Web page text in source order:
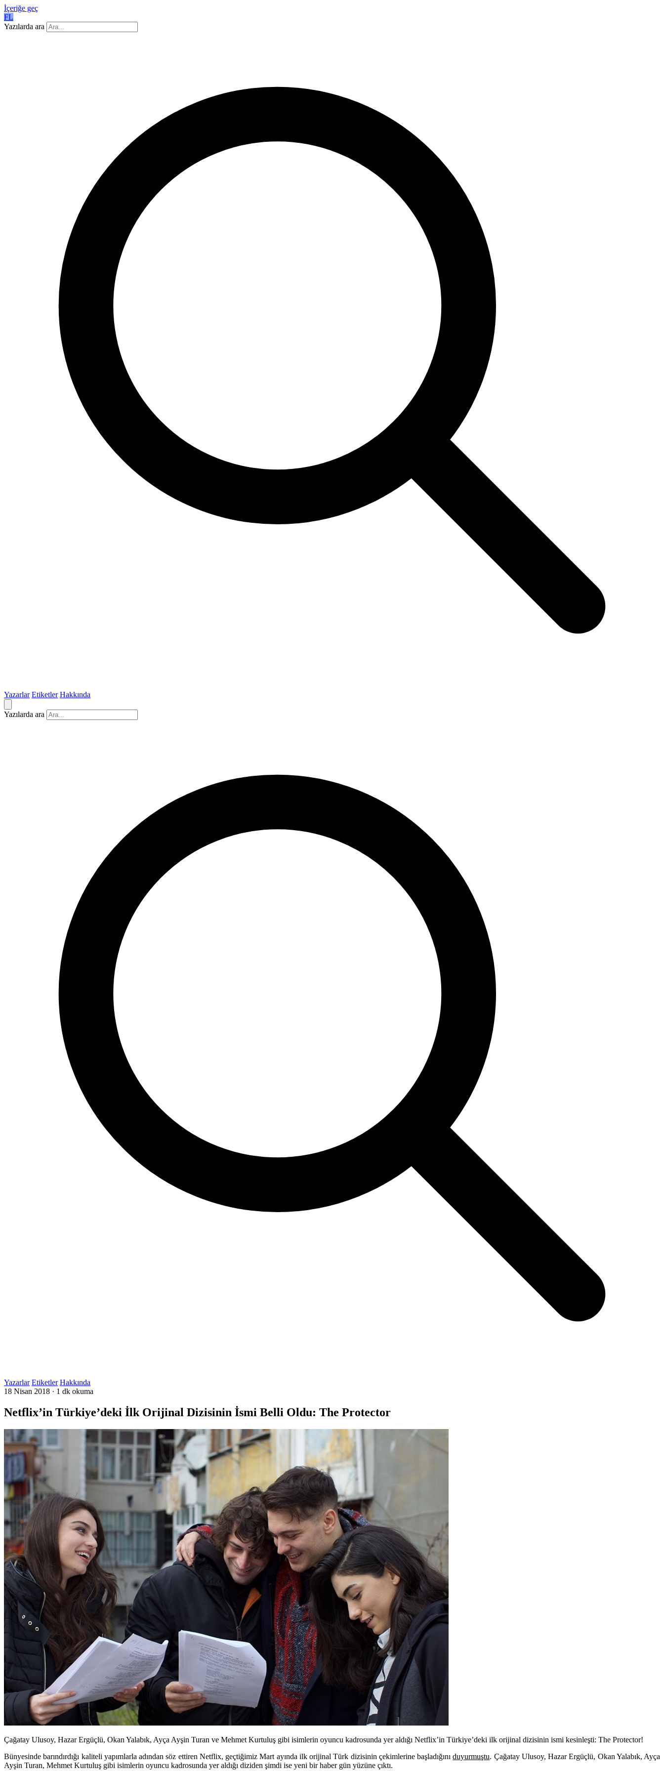
İçeriğe geç
FL
Yazılarda ara
Yazarlar Etiketler Hakkında
Yazılarda ara
Yazarlar Etiketler Hakkında
18 Nisan 2018 · 1 dk okuma
Netflix’in Türkiye’deki İlk Orijinal Dizisinin İsmi Belli Oldu: The Protector
Çağatay Ulusoy, Hazar Ergüçlü, Okan Yalabık, Ayça Ayşin Turan ve Mehmet Kurtuluş gibi isimlerin oyuncu kadrosunda yer aldığı Netflix’in Türkiye’deki ilk orijinal dizisinin ismi kesinleşti: The Protector!
Bünyesinde barındırdığı kaliteli yapımlarla adından söz ettiren Netflix, geçtiğimiz Mart ayında ilk orijinal Türk dizisinin çekimlerine başladığınıduyurmuştu. Çağatay Ulusoy, Hazar Ergüçlü, Okan Yalabık, Ayça
Ayşin Turan, Mehmet Kurtuluş gibi isimlerin oyuncu kadrosunda yer aldığı diziden şimdi ise yeni bir haber gün yüzüne çıktı.